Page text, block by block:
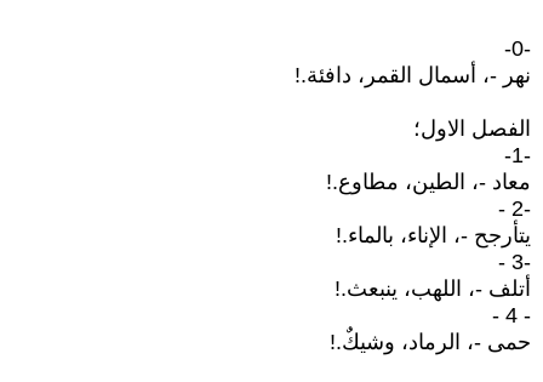
-0-
نهر -، أسمال القمر، دافئة.!
الفصل الاول؛
-1-
معاد -، الطين، مطاوع.!
-2 -
يتأرجح -، الإناء، بالماء.!
-3 -
أتلف -، اللهب، ينبعث.!
- 4 -
حمى -، الرماد، وشيكٌ.!